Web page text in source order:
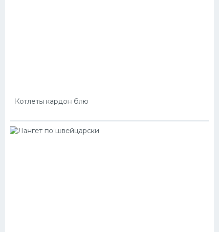
Котлеты кардон блю